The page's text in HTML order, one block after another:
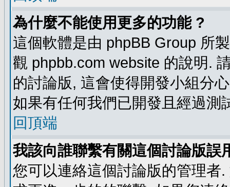
為什麼不能使用更多的功能 ?
這個軟體是由 phpBB Group 所
觀 phpbb.com website 的說明.
的討論版, 這會使得開發小組分
如果有任何我們已開發且經過測
回頂端
我該向誰聯繫有關這個討論版誤
您可以連絡這個討論版的管理者